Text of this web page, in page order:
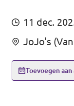
Volt
Volt Zutphen
Mensen
11 dec.
JoJo's
Toevoegen aan